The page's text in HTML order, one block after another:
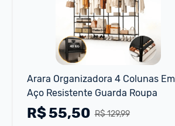
Arara Organizadora 4 Colunas Em
Aço Resistente Guarda Roupa
R$ 129,99
R$55,50